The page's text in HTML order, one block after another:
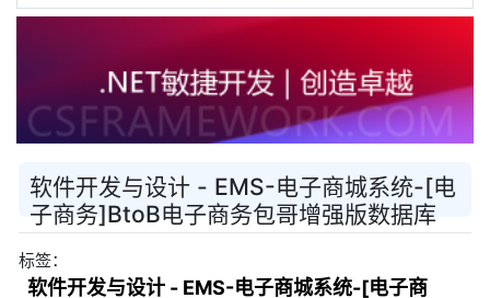
软件开发与设计 - EMS-电子商城系统-[电
子商务]BtoB电子商务包哥增强版数据库
标签：
软件开发与设计 - EMS-电子商城系统-[电子商